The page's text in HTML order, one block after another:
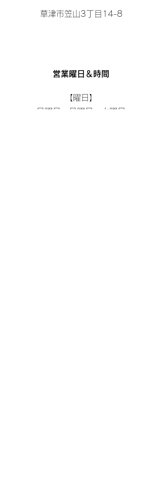
草津市笠山3丁目14-8
営業曜日＆時間
【曜日】
日曜日、月曜日、水曜日